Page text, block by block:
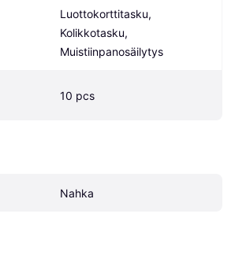
Luottokorttitasku,
Kolikkotasku,
Muistiinpanosäilytys
10 pcs
Nahka